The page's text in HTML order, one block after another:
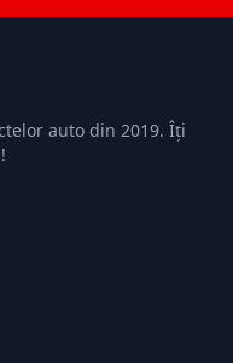
auto din 2019. Îți